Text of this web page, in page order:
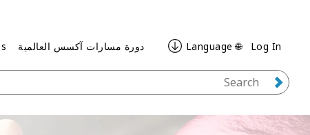
دورة مسارات آكسس العالمية Log In
🌐 Language